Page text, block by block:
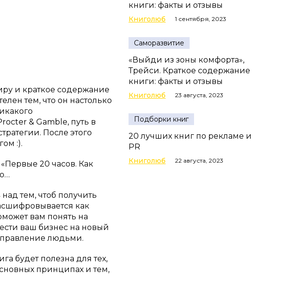
и краткое содержание
тем, что он настолько
& Gamble, путь в
После этого
:).
20 часов. Как
тем, чтоб получить
как
вам понять на
ваш бизнес на новый
людьми.
будет полезна для тех,
принципах и тем,
книги: факты и отзывы
Книголюб 1 сентября, 2023
Саморазвитие
«Выйди из зоны комфорта»,
Трейси. Краткое содержание
книги: факты и отзывы
Книголюб 23 августа, 2023
Подборки книг
20 лучших книг по рекламе и
PR
Книголюб 22 августа, 2023